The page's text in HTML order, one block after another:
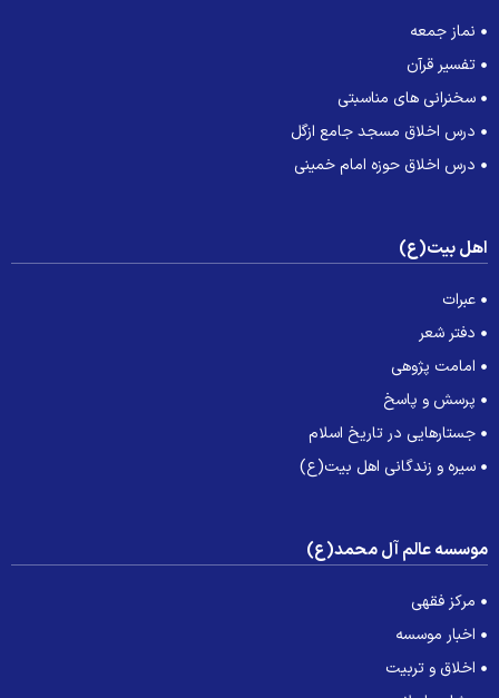
نماز جمعه
تفسیر قرآن
سخنرانی های مناسبتی
درس اخلاق مسجد جامع ازگل
درس اخلاق حوزه امام خمینی
بیت(ع)
عبرات
دفتر شعر
امامت پژوهی
پرسش و پاسخ
جستارهایی در تاریخ اسلام
سیره و زندگانی اهل بیت(ع)
عالم آل محمد(ع)
مرکز فقهی
اخبار موسسه
اخلاق و تربیت